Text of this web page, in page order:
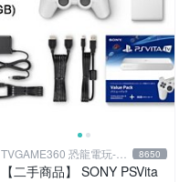
TVGAME360 恐龍電玩-台
中店
8650
【二手商品】 SONY PSVita